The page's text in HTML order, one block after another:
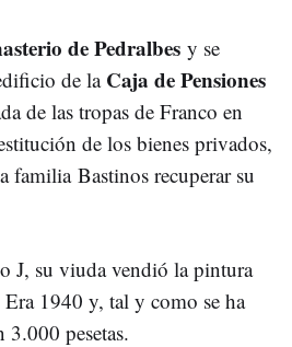
de Pedralbes y se
de la Caja de Pensiones
de las tropas de Franco en
de los bienes privados,
familia Bastinos recuperar su
J, su viuda vendió la pintura
Era 1940 y, tal y como se ha
3.000 pesetas.